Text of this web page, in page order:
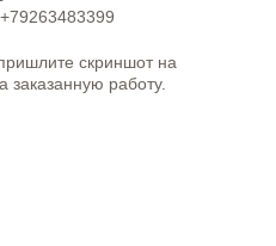
скриншот на
заказанную работу.